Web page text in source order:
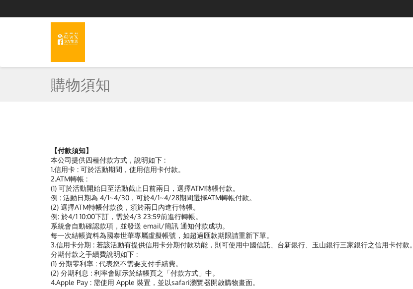
購物須知
【付款須知】
本公司提供四種付款方式，說明如下 :
1.信用卡 : 可於活動期間，使用信用卡付款。
2.ATM轉帳 :
(1) 可於活動開始日至活動截止日前兩日，選擇ATM轉帳付款。
例 : 活動日期為 4/1~4/30，可於4/1~4/28期間選擇ATM轉帳付款。
(2) 選擇ATM轉帳付款後，須於兩日內進行轉帳。
例: 於4/1 10:00下訂，需於4/3 23:59前進行轉帳。
系統會自動確認款項，並發送 email/簡訊 通知付款成功。
每一次結帳資料為國泰世華專屬虛擬帳號，如超過匯款期限請重新下單。
3.信用卡分期 : 若該活動有提供信用卡分期付款功能，則可使用中國信託、台新銀行、玉山銀行三家銀行之信用卡付款。
分期付款之手續費說明如下 :
(1) 分期零利率 : 代表您不需要支付手績費。
(2) 分期利息 : 利率會顯示於結帳頁之「付款方式」中。
4.Apple Pay : 需使用 Apple 裝置，並以safari瀏覽器開啟購物畫面。